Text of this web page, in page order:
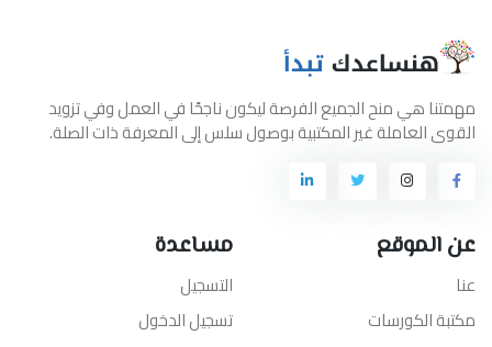
مهمتنا هي منح الجميع الفرصة ليكون ناجحًا في العمل وفي تزويد
القوى العاملة غير المكتبية بوصول سلس إلى المعرفة ذات الصلة.
عن الموقع
عنا
مكتبة الكورسات
مساعدة
التسجيل
تسجيل الدخول